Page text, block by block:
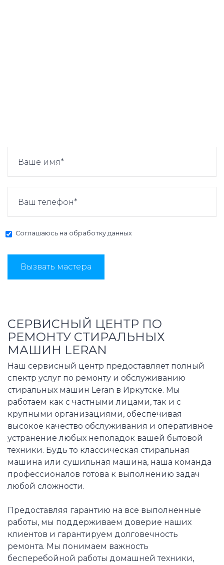
Соглашаюсь на обработку данных
Вызвать мастера
СЕРВИСНЫЙ ЦЕНТР ПО
РЕМОНТУ СТИРАЛЬНЫХ
МАШИН LERAN
Наш сервисный центр предоставляет полный
спектр услуг по ремонту и обслуживанию
стиральных машин Leran в Иркутске. Мы
работаем как с частными лицами, так и с
крупными организациями, обеспечивая
высокое качество обслуживания и оперативное
устранение любых неполадок вашей бытовой
техники. Будь то классическая стиральная
машина или сушильная машина, наша команда
профессионалов готова к выполнению задач
любой сложности.
Предоставляя гарантию на все выполненные
работы, мы поддерживаем доверие наших
клиентов и гарантируем долговечность
ремонта. Мы понимаем важность
бесперебойной работы домашней техники,